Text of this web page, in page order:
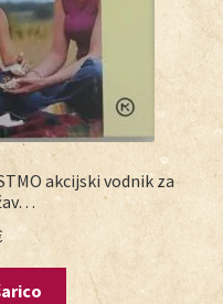
akcijski vodnik za